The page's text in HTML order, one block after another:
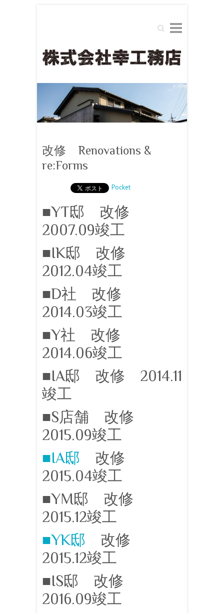
Search
改修 Renovations &
re:Forms
Pocket
■YT邸 改修
2007.09竣工
■IK邸 改修
2012.04竣工
■D社 改修
2014.03竣工
■Y社 改修
2014.06竣工
■IA邸 改修 2014.11
竣工
■S店舗 改修
2015.09竣工
■IA邸 改修
2015.04竣工
■YM邸 改修
2015.12竣工
■YK邸 改修
2015.12竣工
■IS邸 改修
2016.09竣工